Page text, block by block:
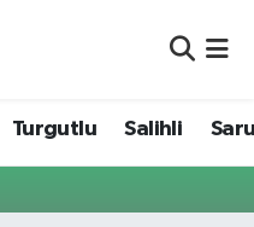
Turgutlu Salihli